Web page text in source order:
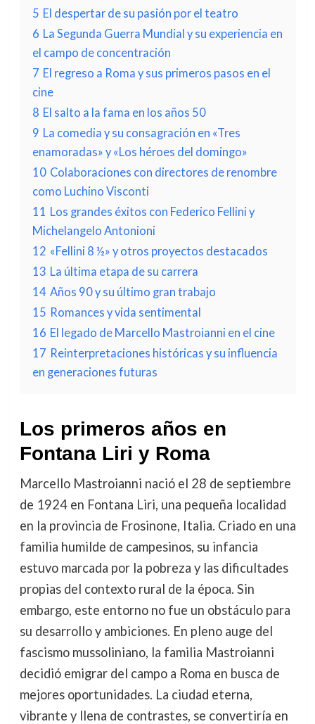
5 El despertar de su pasión por el teatro
6 La Segunda Guerra Mundial y su experiencia en
el campo de concentración
7 El regreso a Roma y sus primeros pasos en el
cine
8 El salto a la fama en los años 50
9 La comedia y su consagración en «Tres
enamoradas» y «Los héroes del domingo»
10 Colaboraciones con directores de renombre
como Luchino Visconti
11 Los grandes éxitos con Federico Fellini y
Michelangelo Antonioni
12 «Fellini 8 ½» y otros proyectos destacados
13 La última etapa de su carrera
14 Años 90 y su último gran trabajo
15 Romances y vida sentimental
16 El legado de Marcello Mastroianni en el cine
17 Reinterpretaciones históricas y su influencia
en generaciones futuras
Los primeros años en
Fontana Liri y Roma
Marcello Mastroianni nació el 28 de septiembre
de 1924 en Fontana Liri, una pequeña localidad
en la provincia de Frosinone, Italia. Criado en una
familia humilde de campesinos, su infancia
estuvo marcada por la pobreza y las dificultades
propias del contexto rural de la época. Sin
embargo, este entorno no fue un obstáculo para
su desarrollo y ambiciones. En pleno auge del
fascismo mussoliniano, la familia Mastroianni
decidió emigrar del campo a Roma en busca de
mejores oportunidades. La ciudad eterna,
vibrante y llena de contrastes, se convertiría en